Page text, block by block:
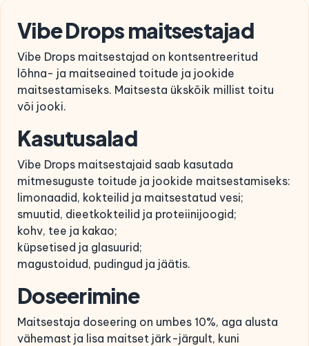
Vibe Drops maitsestajad
Vibe Drops maitsestajad on kontsentreeritud
lõhna- ja maitseained toitude ja jookide
maitsestamiseks. Maitsesta ükskõik millist toitu
või jooki.
Kasutusalad
Vibe Drops maitsestajaid saab kasutada
mitmesuguste toitude ja jookide maitsestamiseks:
limonaadid, kokteilid ja maitsestatud vesi;
smuutid, dieetkokteilid ja proteiinijoogid;
kohv, tee ja kakao;
küpsetised ja glasuurid;
magustoidud, pudingud ja jäätis.
Doseerimine
Maitsestaja doseering on umbes 10%, aga alusta
vähemast ja lisa maitset järk-järgult, kuni